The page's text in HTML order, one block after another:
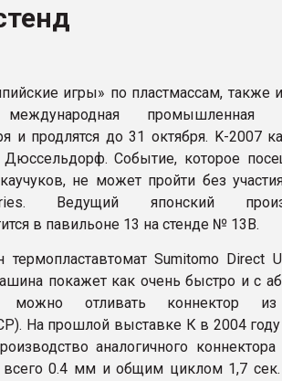
игры» по пластмассам, также
промышленная
и продлятся до 31 октября. K-2007
Событие, которое
не может пройти без
Ведущий японский
в павильоне 13 на стенде № 13B.
термопластавтомат Sumitomo Direct
покажет как очень быстро и с
можно отливать коннектор
На прошлой выставке К в 2004
аналогичного
всего 0.4 мм и общим циклом 1,7